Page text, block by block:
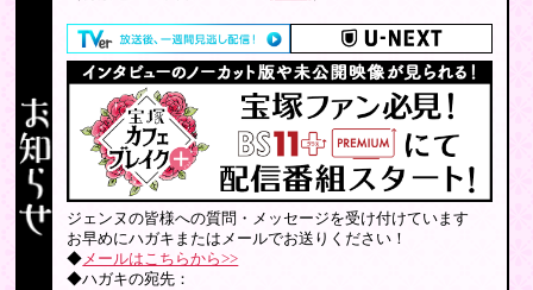
ジェンヌの皆様への質問・メッセージを受け付けています
お早めにハガキまたはメールでお送りください！
◆メールはこちらから>>
◆ハガキの宛先：